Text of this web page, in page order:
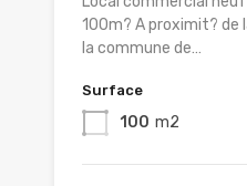
100m? A proximit? de
la commune de…
Surface
100 m2